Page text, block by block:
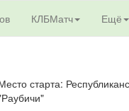
КЛБМатч Ещё
старта: